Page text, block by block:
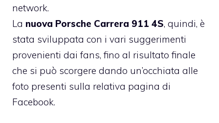
network.
La nuova Porsche Carrera 911 4S, quindi, è
stata sviluppata con i vari suggerimenti
provenienti dai fans, fino al risultato finale
che si può scorgere dando un’occhiata alle
foto presenti sulla relativa pagina di
Facebook.